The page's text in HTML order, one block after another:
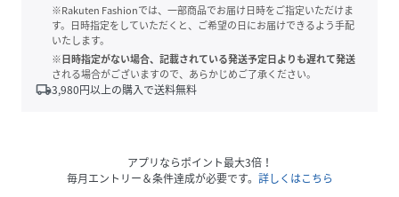
※Rakuten Fashionでは、一部商品でお届け日時をご指定いただけま
す。日時指定をしていただくと、ご希望の日にお届けできるよう手配
いたします。
※日時指定がない場合、記載されている発送予定日よりも遅れて発送
される場合がございますので、あらかじめご了承ください。
local_shipping3,980円以上の購入で送料無料
アプリならポイント最大3倍！
毎月エントリー＆条件達成が必要です。 詳しくはこちら